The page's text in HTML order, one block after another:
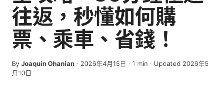
往返，秒懂如何購
票、乘車、省錢！
By Joaquin Ohanian · 2026年4月15日 · 1 min · Updated 2026年5
月10日